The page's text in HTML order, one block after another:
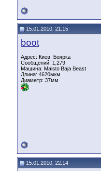
15.01.2010, 21:15
boot
Адрес: Киев, Боярка
Сообщений: 1,279
Машина: Maisto Baja Beast
Длина: 4620мкм
Диаметр: 37мм
15.01.2010, 22:14